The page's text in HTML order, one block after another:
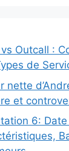
Outcall :
de
nette
et
6: